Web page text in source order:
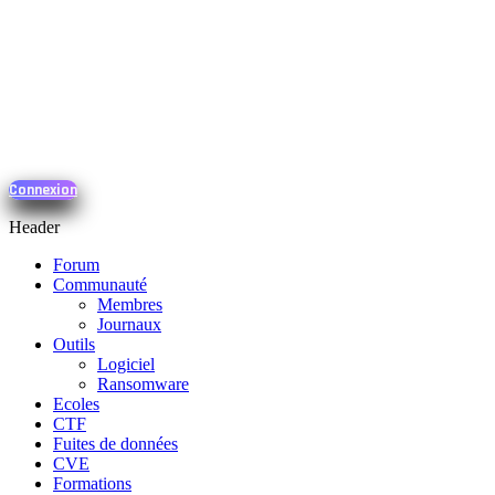
Connexion
Header
Forum
Communauté
Membres
Journaux
Outils
Logiciel
Ransomware
Ecoles
CTF
Fuites de données
CVE
Formations